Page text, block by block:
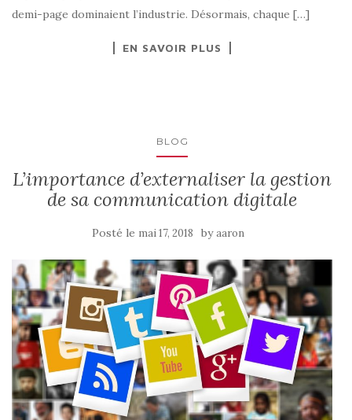
demi-page dominaient l’industrie. Désormais, chaque […]
EN SAVOIR PLUS
BLOG
L’importance d’externaliser la gestion
de sa communication digitale
Posté le mai 17, 2018 byaaron